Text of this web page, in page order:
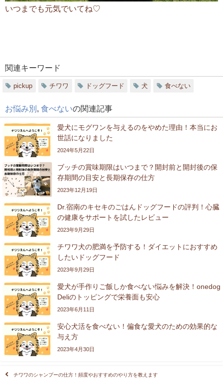
いつまでも元気でいてね♡
関連キーワード
pickup チワワ ドッグフード 犬 食べない
お悩み別 食べないの関連記事
愛犬にモグワンを与えるのをやめた理由！本当にお
世話になりました
2024年5月22日
ブッチの賞味期限はいつまで？開封前と開封後の保
存期間の目安と長期保存の仕方
2023年12月19日
Dr.宿南のキセキのごはんドッグフードの評判！心臓
の健康をサポートを試したレビュー
2023年9月29日
チワワ犬の肥満を予防する！ダイエットにおすすめ
したいドッグフード
2023年9月29日
愛犬が手作りご飯しか食べない悩みを解決！onedog
Deliのトッピングで栄養面も安心
2023年6月11日
安心犬活を食べない！偏食な愛犬のための効果的な
与え方
2023年4月30日
チワワのシャンプーの仕方！頻度やおすすめのやり方を教えます